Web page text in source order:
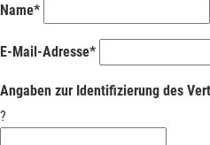
Name*
E-Mail-Adresse*
Angaben zur Identifizierung des
?